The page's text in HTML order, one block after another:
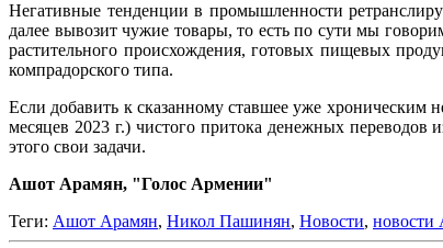
Негативные тенденции в промышленности
далее вывозит чужие товары, то есть по сути мы
растительного происхождения, готовых пищевых
компрадорского типа.
Если добавить к сказанному ставшее уже
месяцев 2023 г.) чистого притока денежных переводов
этого свои задачи.
Ашот Арамян, "Голос Армении"
Теги: Ашот Арамян, Никол Пашинян, Новости, новости